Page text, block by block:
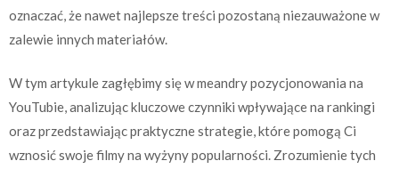
oznaczać, że nawet najlepsze treści pozostaną niezauważone w
zalewie innych materiałów.
W tym artykule zagłębimy się w meandry pozycjonowania na
YouTubie, analizując kluczowe czynniki wpływające na rankingi
oraz przedstawiając praktyczne strategie, które pomogą Ci
wznosić swoje filmy na wyżyny popularności. Zrozumienie tych